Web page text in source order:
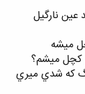
عين نارگيل
ميشه
کچل ميشم؟
که شدي ميري